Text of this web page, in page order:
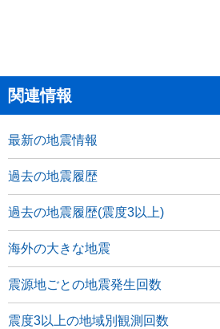
関連情報
最新の地震情報
過去の地震履歴
過去の地震履歴(震度3以上)
海外の大きな地震
震源地ごとの地震発生回数
震度3以上の地域別観測回数